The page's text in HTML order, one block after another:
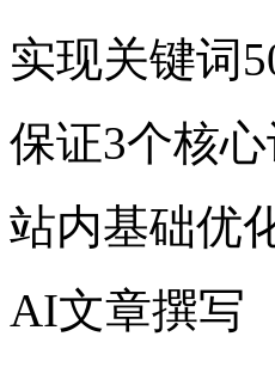
实现关键词
保证3个核心
站内基础优
AI文章撰写